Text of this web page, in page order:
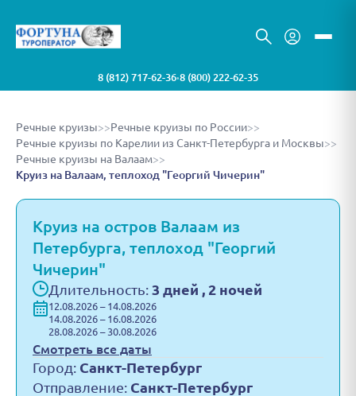
8 (812) 717-62-36•8 (800) 222-62-35
Речные круизы>>Речные круизы по России>>
Речные круизы по Карелии из Санкт-Петербурга и Москвы>>
Речные круизы на Валаам>>
Круиз на Валаам, теплоход "Георгий Чичерин"
Круиз на остров Валаам из
Петербурга, теплоход "Георгий
Чичерин"
Длительность: 3 дней , 2 ночей
12.08.2026 – 14.08.2026
14.08.2026 – 16.08.2026
28.08.2026 – 30.08.2026
Смотреть все даты
Город: Санкт-Петербург
Отправление: Санкт-Петербург